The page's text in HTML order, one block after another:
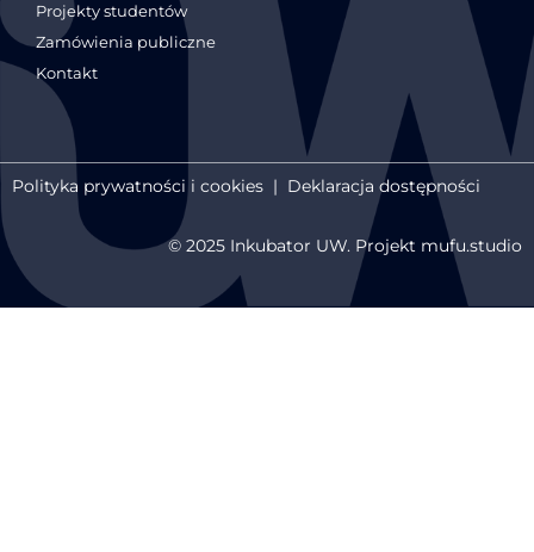
Projekty studentów
Zamówienia publiczne
Kontakt
Polityka prywatności i cookies | Deklaracja dostępności
© 2025 Inkubator UW. Projekt mufu.studio